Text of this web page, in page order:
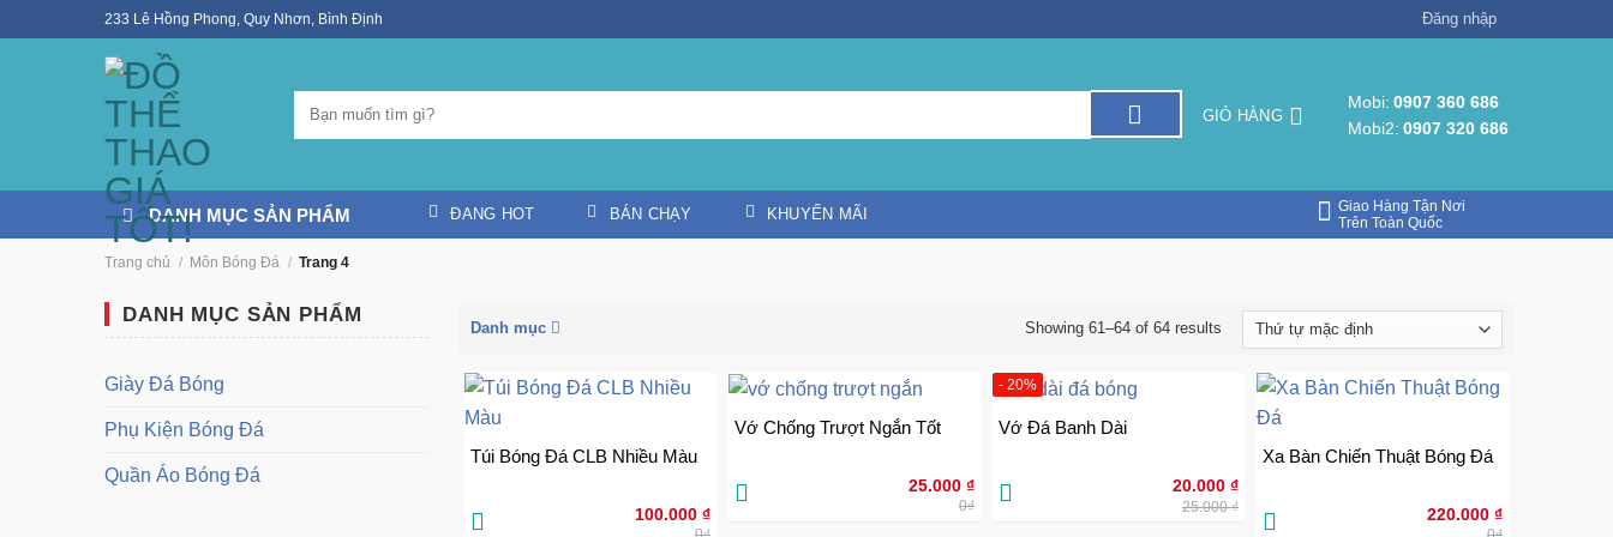
to
233 Lê Hồng Phong, Quy Nhơn, Bình Định Đăng nhập
GIỎ HÀNG
Mobi: 0907 360 686
Mobi2: 0907 320 686
DANH MỤC SẢN PHẨM ĐANG HOT BÁN CHẠY KHUYẾN MÃI
Giao Hàng Tận Nơi
Trên Toàn Quốc
Trang chủ / Môn Bóng Đá / Trang 4
DANH MỤC SẢN PHẨM
Giày Đá Bóng
Phụ Kiện Bóng Đá
Quần Áo Bóng Đá
Danh mục Showing 61–64 of 64 results
Túi Bóng Đá CLB Nhiều Màu
100.000 ₫
Vớ Chống Trượt Ngắn Tốt
25.000 ₫
0₫
- 20%
Vớ Đá Banh Dài
25.000₫
Giá
gốc
là:
20.000 ₫Giá
hiện
tại
Xa Bàn Chiến Thuật Bóng Đá
220.000 ₫